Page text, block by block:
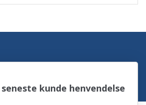
kunde henvendelse